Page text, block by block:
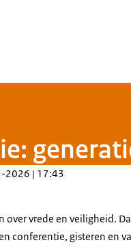
2026 | 17:43
over vrede en veiligheid.
conferentie, gisteren en